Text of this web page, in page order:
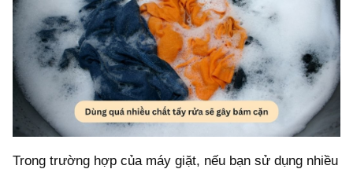
Trong trường hợp của máy giặt, nếu bạn sử dụng nhiều